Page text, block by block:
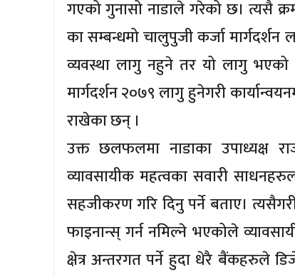
गएको गुनासो नाडाले गरेको छ। त्यसै
का सम्बन्धमो चालुपुजी कर्जा
व्यवस्था लागु नहुने तर यो लागु भएको
मार्गदर्शन २०७९ लागु हुनेगरी
राखेका छन् ।
उक्त छलफलमा नाडाका उपाध्यक्ष
व्यावसायीक महत्वका सवारी
सहजीकरण गरि दिनु पर्ने बताए।
फाइनान्स् गर्न नमिल्ने भएकोले
क्षेत्र अन्तरगत पर्ने हुदा धेरै बैंकहरुले